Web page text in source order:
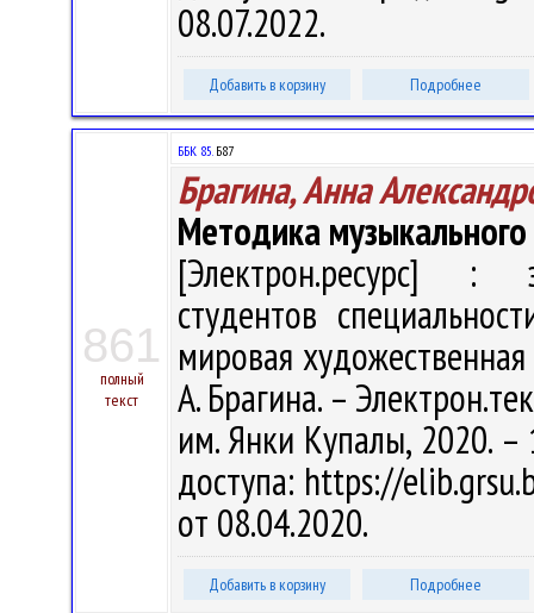
08.07.2022.
Добавить в корзину Подробнее
861
полный
текст
ББК 85.Б87
Брагина, Анна
Методика музыкального
[Электрон.ресурс] :
студентов
мировая
А. Брагина. –
им. Янки Купалы, 2020. –
доступа: https://
от 08.04.2020.
Добавить в корзину Подробнее